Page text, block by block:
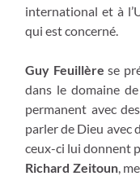
international et à
qui est concerné.
Guy Feuillère se
dans le domaine
permanent avec
parler de Dieu avec
ceux-ci lui donnent
Richard Zeitoun,